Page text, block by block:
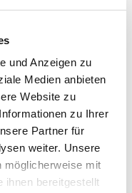
und Anzeigen zu
Medien anbieten
Website zu
zu Ihrer
Partner für
weiter. Unsere
möglicherweise mit
ihnen bereitgestellt